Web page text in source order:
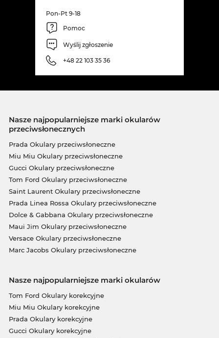
Pon-Pt 9-18
Pomoc
Wyślij zgłoszenie
+48 22 103 35 36
Nasze najpopularniejsze marki okularów
przeciwsłonecznych
Prada Okulary przeciwsłoneczne
Miu Miu Okulary przeciwsłoneczne
Gucci Okulary przeciwsłoneczne
Tom Ford Okulary przeciwsłoneczne
Saint Laurent Okulary przeciwsłoneczne
Prada Linea Rossa Okulary przeciwsłoneczne
Dolce & Gabbana Okulary przeciwsłoneczne
Maui Jim Okulary przeciwsłoneczne
Versace Okulary przeciwsłoneczne
Marc Jacobs Okulary przeciwsłoneczne
Nasze najpopularniejsze marki okularów
Tom Ford Okulary korekcyjne
Miu Miu Okulary korekcyjne
Prada Okulary korekcyjne
Gucci Okulary korekcyjne